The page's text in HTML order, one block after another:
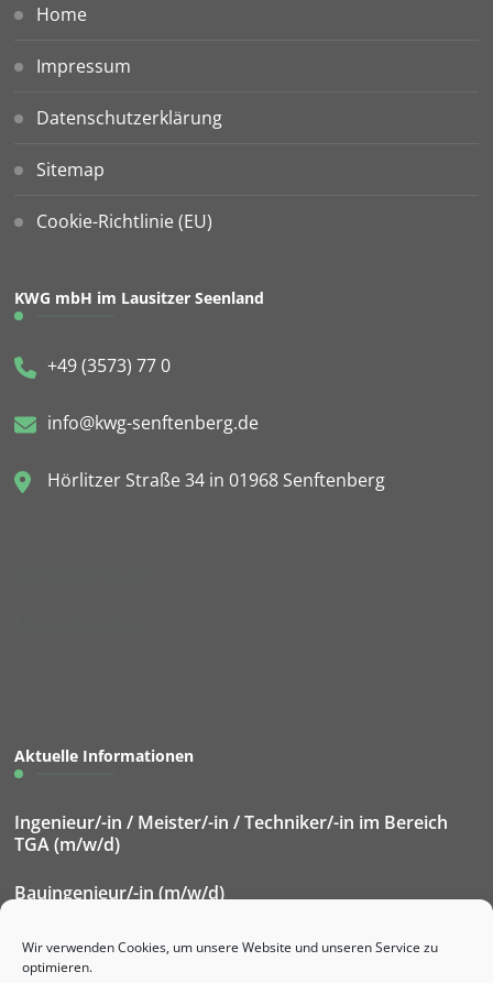
Wir verwenden Cookies, um unsere Website und unseren Service zu
optimieren.
Home
Impressum
Datenschutzerklärung
Sitemap
Cookie-Richtlinie (EU)
KWG mbH im Lausitzer Seenland
+49 (3573) 77 0
info@kwg-senftenberg.de
Hörlitzer Straße 34 in 01968 Senftenberg
Aktuelle Informationen
Ingenieur/-in / Meister/-in / Techniker/-in im Bereich
TGA (m/w/d)
Bauingenieur/-in (m/w/d)
Elektroniker/-in für Betriebstechnik (m/w/d)